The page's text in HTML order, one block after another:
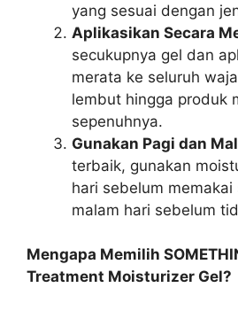
yang sesuai dengan
Aplikasikan Secara
secukupnya gel dan
merata ke seluruh
lembut hingga produk
sepenuhnya.
Gunakan Pagi dan
terbaik, gunakan
hari sebelum
malam hari sebelum
Mengapa Memilih
Treatment Moisturizer Gel?